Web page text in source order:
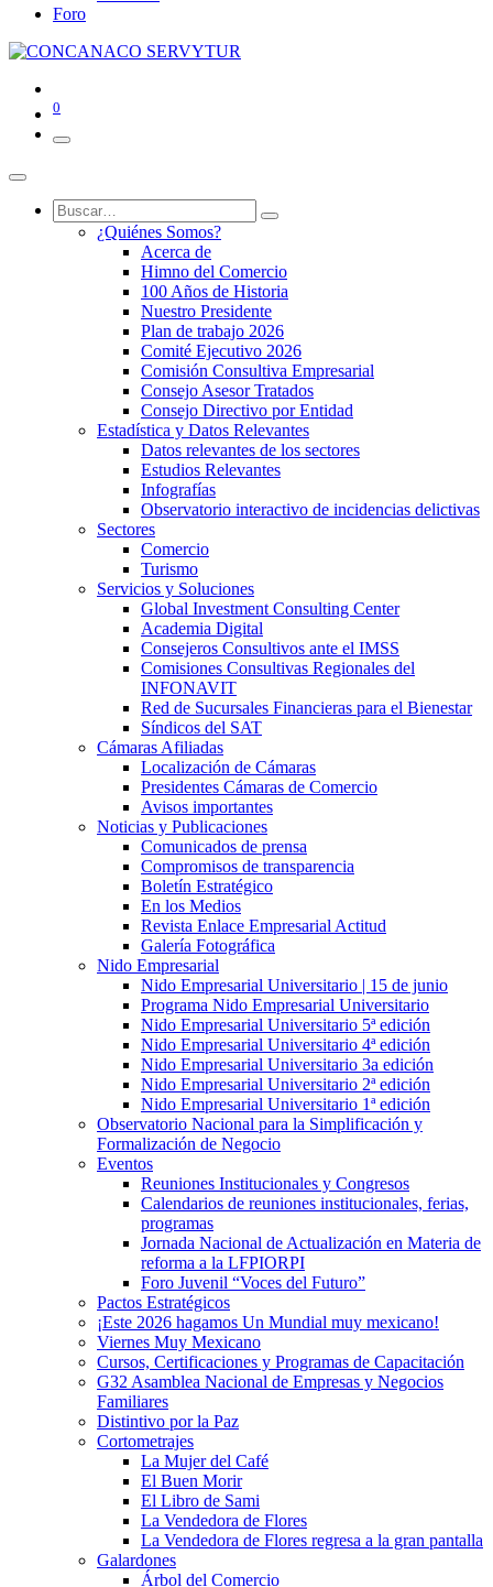
Foro
0
¿Quiénes Somos?
Acerca de
Himno del Comercio
100 Años de Historia
Nuestro Presidente
Plan de trabajo 2026
Comité Ejecutivo 2026
Comisión Consultiva Empresarial
Consejo Asesor Tratados
Consejo Directivo por Entidad
Estadística y Datos Relevantes
Datos relevantes de los sectores
Estudios Relevantes
Infografías
Observatorio interactivo de incidencias delictivas
Sectores
Comercio
Turismo
Servicios y Soluciones
Global Investment Consulting Center
Academia Digital
Consejeros Consultivos ante el IMSS
Comisiones Consultivas Regionales del
INFONAVIT
Red de Sucursales Financieras para el Bienestar
Síndicos del SAT
Cámaras Afiliadas
Localización de Cámaras
Presidentes Cámaras de Comercio
Avisos importantes
Noticias y Publicaciones
Comunicados de prensa
Compromisos de transparencia
Boletín Estratégico
En los Medios
Revista Enlace Empresarial Actitud
Galería Fotográfica
Nido Empresarial
Nido Empresarial Universitario | 15 de junio
Programa Nido Empresarial Universitario
Nido Empresarial Universitario 5ª edición
Nido Empresarial Universitario 4ª edición
Nido Empresarial Universitario 3a edición
Nido Empresarial Universitario 2ª edición
Nido Empresarial Universitario 1ª edición
Observatorio Nacional para la Simplificación y
Formalización de Negocio
Eventos
Reuniones Institucionales y Congresos
Calendarios de reuniones institucionales, ferias,
programas
Jornada Nacional de Actualización en Materia de
reforma a la LFPIORPI
Foro Juvenil “Voces del Futuro”
Pactos Estratégicos
¡Este 2026 hagamos Un Mundial muy mexicano!
Viernes Muy Mexicano
Cursos, Certificaciones y Programas de Capacitación
G32 Asamblea Nacional de Empresas y Negocios
Familiares
Distintivo por la Paz
Cortometrajes
La Mujer del Café
El Buen Morir
El Libro de Sami
La Vendedora de Flores
La Vendedora de Flores regresa a la gran pantalla
Galardones
Árbol del Comercio